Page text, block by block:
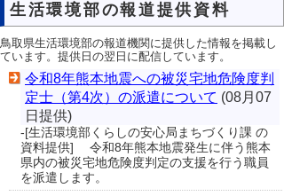
生活環境部の報道提供資料
鳥取県生活環境部の報道機関に提供した情報を掲載し
ています。提供日の翌日に配信しています。
令和8年熊本地震への被災宅地危険度判
定士（第4次）の派遣について (08月07
日提供)
-[生活環境部くらしの安心局まちづくり課 の
資料提供] 令和8年熊本地震発生に伴う熊本
県内の被災宅地危険度判定の支援を行う職員
を派遣します。